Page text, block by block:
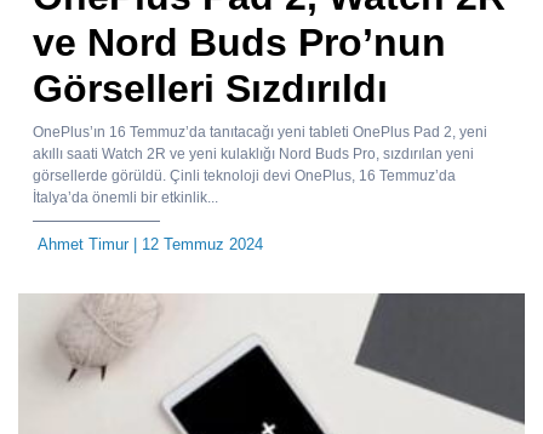
ve Nord Buds Pro’nun
Görselleri Sızdırıldı
OnePlus’ın 16 Temmuz’da tanıtacağı yeni tableti OnePlus Pad 2, yeni
akıllı saati Watch 2R ve yeni kulaklığı Nord Buds Pro, sızdırılan yeni
görsellerde görüldü. Çinli teknoloji devi OnePlus, 16 Temmuz’da
İtalya’da önemli bir etkinlik...
Ahmet Timur| 12 Temmuz 2024